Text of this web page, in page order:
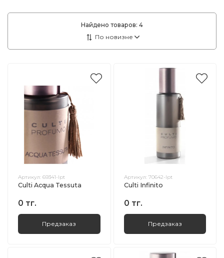
Найдено товаров: 4
Артикул: 69341-lpt
Culti Acqua Tessuta
0 тг.
Предзаказ
Артикул: 70642-lpt
Culti Infinito
0 тг.
Предзаказ